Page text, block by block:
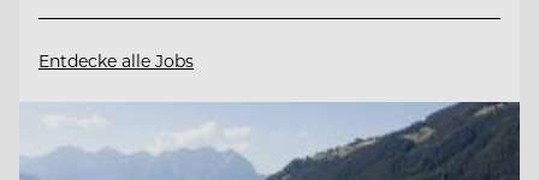
Entdecke alle Jobs